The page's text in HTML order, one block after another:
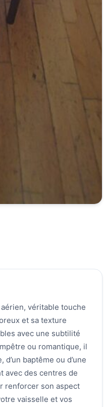
véritable touche
et sa texture
avec une subtilité
ou romantique, il
d’un baptême ou d’une
avec des centres de
renforcer son aspect
vaisselle et vos